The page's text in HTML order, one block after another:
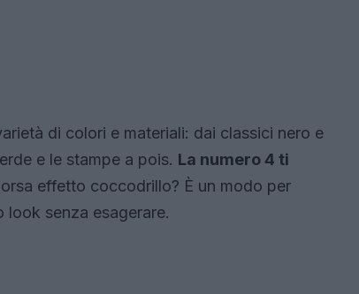
di colori e materiali: dai classici nero e
e le stampe a pois. La numero 4 ti
effetto coccodrillo? È un modo per
senza esagerare.